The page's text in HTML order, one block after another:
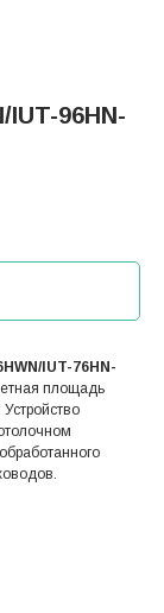
IUT-96HN-
IUT-76HN-
площадь